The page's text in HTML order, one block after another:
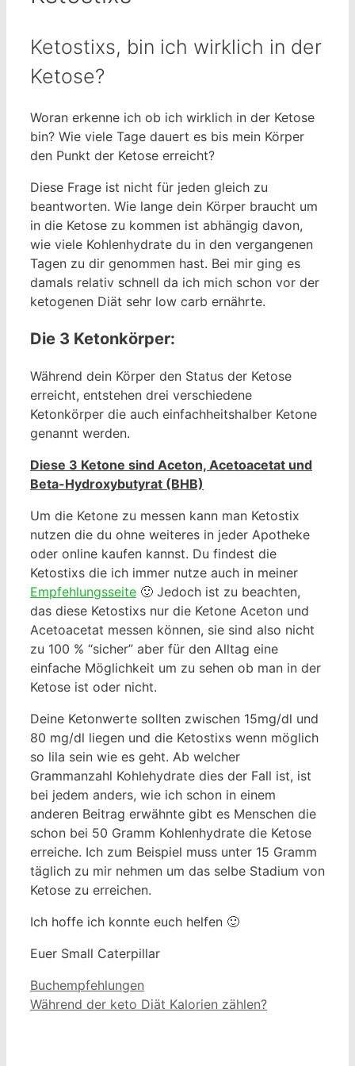
Ketostixs, bin ich wirklich in der
Ketose?
Woran erkenne ich ob ich wirklich in der Ketose
bin? Wie viele Tage dauert es bis mein Körper
den Punkt der Ketose erreicht?
Diese Frage ist nicht für jeden gleich zu
beantworten. Wie lange dein Körper braucht um
in die Ketose zu kommen ist abhängig davon,
wie viele Kohlenhydrate du in den vergangenen
Tagen zu dir genommen hast. Bei mir ging es
damals relativ schnell da ich mich schon vor der
ketogenen Diät sehr low carb ernährte.
Die 3 Ketonkörper:
Während dein Körper den Status der Ketose
erreicht, entstehen drei verschiedene
Ketonkörper die auch einfachheitshalber Ketone
genannt werden.
Diese 3 Ketone sind Aceton, Acetoacetat und
Beta-Hydroxybutyrat (BHB)
Um die Ketone zu messen kann man Ketostix
nutzen die du ohne weiteres in jeder Apotheke
oder online kaufen kannst. Du findest die
Ketostixs die ich immer nutze auch in meiner
Empfehlungsseite 🙂 Jedoch ist zu beachten,
das diese Ketostixs nur die Ketone Aceton und
Acetoacetat messen können, sie sind also nicht
zu 100 % “sicher” aber für den Alltag eine
einfache Möglichkeit um zu sehen ob man in der
Ketose ist oder nicht.
Deine Ketonwerte sollten zwischen 15mg/dl und
80 mg/dl liegen und die Ketostixs wenn möglich
so lila sein wie es geht. Ab welcher
Grammanzahl Kohlehydrate dies der Fall ist, ist
bei jedem anders, wie ich schon in einem
anderen Beitrag erwähnte gibt es Menschen die
schon bei 50 Gramm Kohlenhydrate die Ketose
erreiche. Ich zum Beispiel muss unter 15 Gramm
täglich zu mir nehmen um das selbe Stadium von
Ketose zu erreichen.
Ich hoffe ich konnte euch helfen 🙂
Euer Small Caterpillar
Buchempfehlungen
Während der keto Diät Kalorien zählen?